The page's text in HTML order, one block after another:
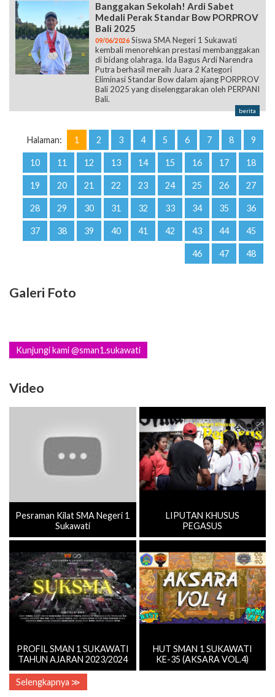
Banggakan Sekolah! Ardi Sabet
Medali Perak Standar Bow PORPROV
Bali 2025
09/06/2026 Siswa SMA Negeri 1 Sukawati
kembali menorehkan prestasi membanggakan
di bidang olahraga. Ida Bagus Ardi Narendra
Putra berhasil meraih Juara 2 Kategori
Eliminasi Standar Bow dalam ajang PORPROV
Bali 2025 yang diselenggarakan oleh PERPANI
Bali.
berita
Halaman: 1 2 3 4 5 6 7 8 9
10 11 12 13 14 15 16 17 18
19 20 21 22 23 24 25 26 27
28 29 30 31 32 33 34 35 36
37 38 39 40 41 42 43 44 45
46 47 48
Galeri Foto
Kunjungi kami @sman1.sukawati
Video
Pesraman Kilat SMA Negeri 1
Sukawati
LIPUTAN KHUSUS
PEGASUS
PROFIL SMAN 1 SUKAWATI
TAHUN AJARAN 2023/2024
HUT SMAN 1 SUKAWATI
KE-35 (AKSARA VOL.4)
Selengkapnya ≫